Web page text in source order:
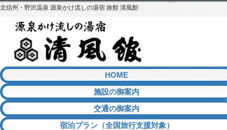
北信州・野沢温泉 源泉かけ流しの湯宿 旅館 清風館
HOME
施設の御案内
交通の御案内
宿泊プラン（全国旅行支援対象）